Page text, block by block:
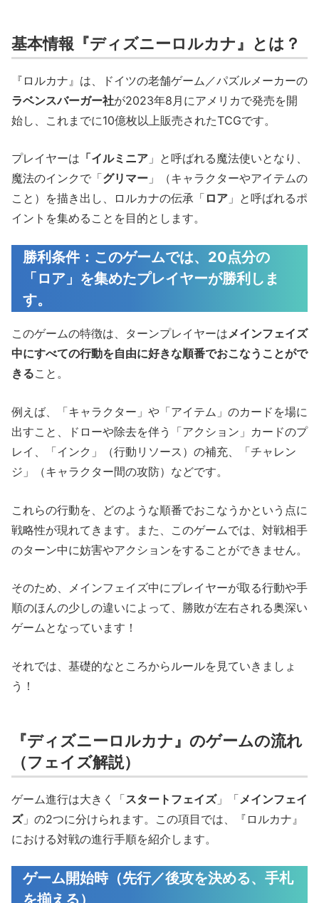
基本情報『ディズニーロルカナ』とは？
『ロルカナ』は、ドイツの老舗ゲーム／パズルメーカーの
ラベンスバーガー社が2023年8月にアメリカで発売を開
始し、これまでに10億枚以上販売されたTCGです。
プレイヤーは 「イルミニア 」と呼ばれる魔法使いとなり、
魔法のインクで「グリマー 」（キャラクターやアイテムの
こと）を描き出し、ロルカナの伝承「 ロア 」と呼ばれるポ
イントを集めることを目的とします。
勝利条件：このゲームでは、20点分の
「ロア」を集めたプレイヤーが勝利しま
す。
このゲームの特徴は、ターンプレイヤーはメインフェイズ
中にすべての行動を自由に好きな順番でおこなうことがで
きること。
例えば、「キャラクター」や「アイテム」のカードを場に
出すこと、ドローや除去を伴う「アクション」カードのプ
レイ、「インク」（行動リソース）の補充、「チャレン
ジ」（キャラクター間の攻防）などです。
これらの行動を、どのような順番でおこなうかという点に
戦略性が現れてきます。また、このゲームでは、対戦相手
のターン中に妨害やアクションをすることができません。
そのため、メインフェイズ中にプレイヤーが取る行動や手
順のほんの少しの違いによって、勝敗が左右される奥深い
ゲームとなっています！
それでは、基礎的なところからルールを見ていきましょ
う！
『ディズニーロルカナ』のゲームの流れ
（フェイズ解説）
ゲーム進行は大きく「スタートフェイズ」「 メインフェイ
ズ」の2つに分けられます。この項目では、『ロルカナ』
における対戦の進行手順を紹介します。
ゲーム開始時（先行／後攻を決める、手札
を揃える）